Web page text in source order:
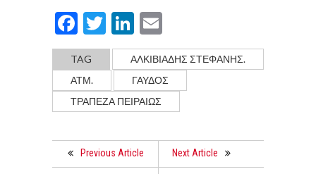
Facebook
TwitterLinkedIn
TAG
ΑΛΚΙΒΙΑΔΗΣ ΣΤΕΦΑΝΗΣ.
ΑΤΜ.
ΓΑΥΔΟΣ
ΤΡΑΠΕΖΑ ΠΕΙΡΑΙΩΣ
Previous Article Next Article